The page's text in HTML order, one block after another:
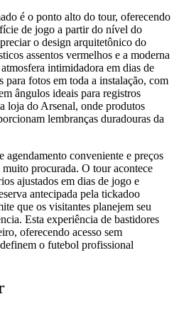
é o ponto alto do tour, oferecendo
de jogo a partir do nível do
o design arquitetônico do
assentos vermelhos e a moderna
intimidadora em dias de
fotos em toda a instalação, com
ângulos ideais para registros
loja do Arsenal, onde produtos
lembranças duradouras da
agendamento conveniente e preços
procurada. O tour acontece
ajustados em dias de jogo e
antecipada pela tickadoo
que os visitantes planejem seu
Esta experiência de bastidores
oferecendo acesso sem
o futebol profissional